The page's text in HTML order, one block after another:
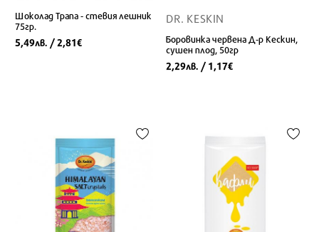
Шоколад Трапа - стевия лешник
75гр.
5,49лв. / 2,81€
DR. KESKIN
Боровинка червена Д-р Кескин,
сушен плод, 50гр
2,29лв. / 1,17€